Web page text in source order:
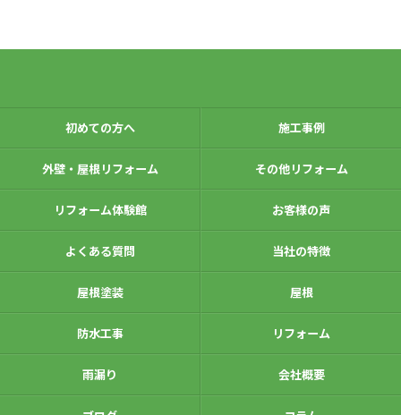
初めての方へ 施工事例
外壁・屋根リフォーム その他リフォーム
リフォーム体験館 お客様の声
よくある質問 当社の特徴
屋根塗装 屋根
防水工事 リフォーム
雨漏り 会社概要